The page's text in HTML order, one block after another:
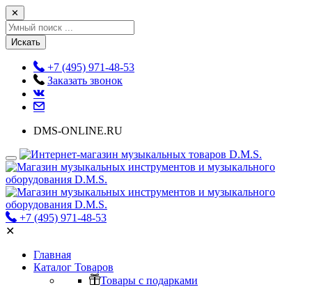
✕
Искать
+7 (495) 971-48-53
Заказать звонок
DMS-ONLINE.RU
+7 (495) 971-48-53
✕
Главная
Каталог Товаров
Товары с подарками